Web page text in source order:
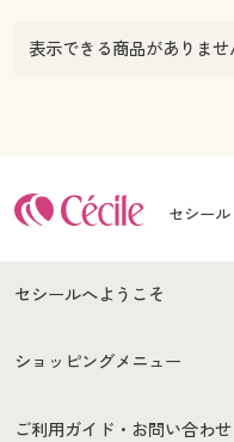
表示できる商品がありませ
セシー
セシールへようこそ
はじめての方へ
セシールご利用規約
ショッピングメニュー
商品カテゴリ
ご利用ガイド・お問い合わせ